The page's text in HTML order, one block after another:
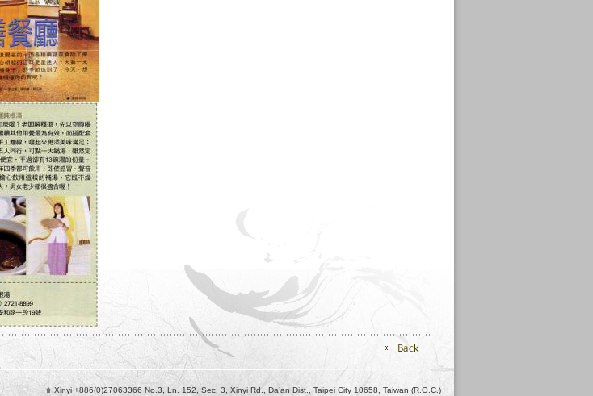
Xinyi +886(0)27063366 No.3, Ln. 152, Sec. 3, Xinyi Rd., Da’an Dist., Taipei City 10658, Taiwan (R.O.C.)